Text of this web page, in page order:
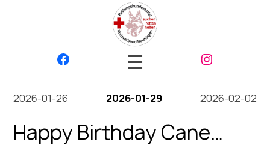
☰
2026-01-26 2026-01-29 2026-02-02
Happy Birthday Cane